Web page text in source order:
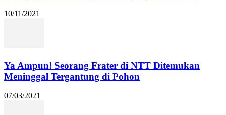
10/11/2021
Ya Ampun! Seorang Frater di NTT Ditemukan
Meninggal Tergantung di Pohon
07/03/2021